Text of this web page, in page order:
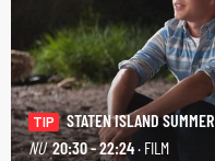
TIP
STATEN ISLAND SUMMER
NU 20:30 - 22:24· FILM